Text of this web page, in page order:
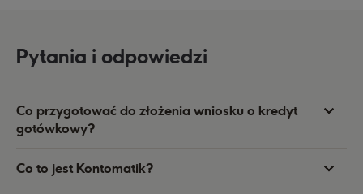
Pytania i odpowiedzi
Co przygotować do złożenia wniosku o kredyt
gotówkowy?
Co to jest Kontomatik?